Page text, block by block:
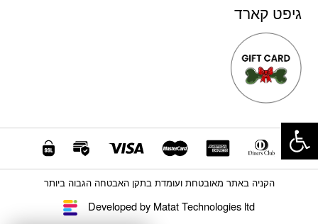
גיפט קארד
Developed by Matat Technologies ltd
הקניה באתר מאובטחת ועומדת בתקן האבטחה הגבוה ביותר
פתח סרגל נגישות